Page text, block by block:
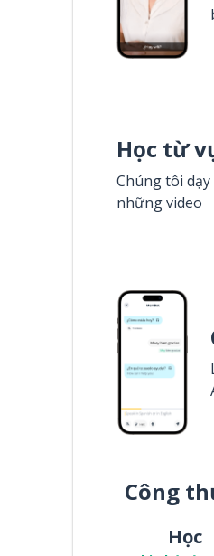
Học từ
Chúng tôi
những video
Công
Học